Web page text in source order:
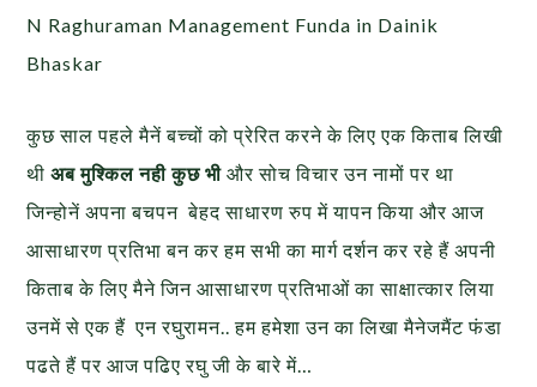
N Raghuraman Management Funda in Dainik
Bhaskar
कुछ साल पहले मैनें बच्चों को प्रेरित करने के लिए एक किताब लिखी
थीअब मुश्किल नही कुछ भी और सोच विचार उन नामों पर था
जिन्होनें अपना बचपन बेहद साधारण रुप में यापन किया और आज
आसाधारण प्रतिभा बन कर हम सभी का मार्ग दर्शन कर रहे हैं अपनी
किताब के लिए मैने जिन आसाधारण प्रतिभाओं का साक्षात्कार लिया
उनमें से एक हैं एन रघुरामन.. हम हमेशा उन का लिखा मैनेजमैंट फंडा
पढते हैं पर आज पढिए रघु जी के बारे में…